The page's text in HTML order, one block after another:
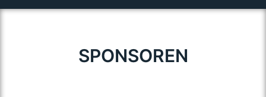
SPONSOREN